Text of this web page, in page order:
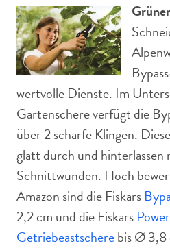
wertvolle Dienste. Im
Gartenschere verfügt die
über 2 scharfe Klingen.
glatt durch und hinterlassen
Schnittwunden. Hoch
Amazon sind die Fiskars
2,2 cm und die Fiskars
Getriebeastscherebis Ø 3,8